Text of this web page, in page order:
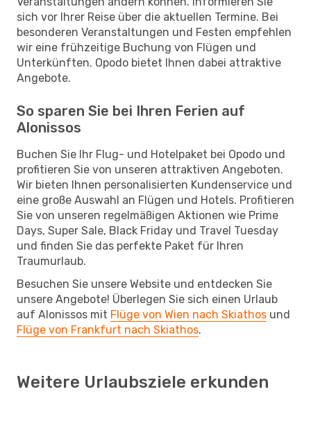
sich vor Ihrer Reise über die aktuellen Termine. Bei
besonderen Veranstaltungen und Festen empfehlen
wir eine frühzeitige Buchung von Flügen und
Unterkünften. Opodo bietet Ihnen dabei attraktive
Angebote.
So sparen Sie bei Ihren Ferien auf
Alonissos
Buchen Sie Ihr Flug- und Hotelpaket bei Opodo und
profitieren Sie von unseren attraktiven Angeboten.
Wir bieten Ihnen personalisierten Kundenservice und
eine große Auswahl an Flügen und Hotels. Profitieren
Sie von unseren regelmäßigen Aktionen wie Prime
Days, Super Sale, Black Friday und Travel Tuesday
und finden Sie das perfekte Paket für Ihren
Traumurlaub.
Besuchen Sie unsere Website und entdecken Sie
unsere Angebote! Überlegen Sie sich einen Urlaub
auf Alonissos mit Flüge von Wien nach Skiathos und
Flüge von Frankfurt nach Skiathos.
Weitere Urlaubsziele erkunden